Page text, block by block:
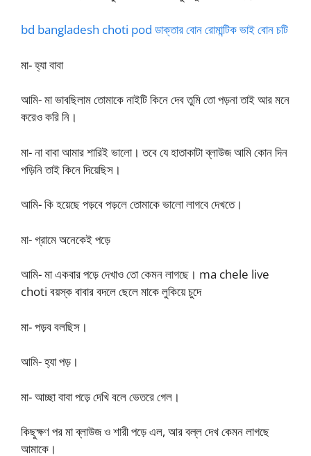
bd bangladesh choti pod ডাক্তার বোন রোমান্টিক ভাই বোন চটি
মা- হ্যা বাবা
আমি- মা ভাবছিলাম তোমাকে নাইটি কিনে দেব তুমি তো পড়না তাই আর মনে
করেও করি নি।
মা- না বাবা আমার শারিই ভালো। তবে যে হাতাকাটা ব্লাউজ আমি কোন দিন
পড়িনি তাই কিনে দিয়েছিস।
আমি- কি হয়েছে পড়বে পড়লে তোমাকে ভালো লাগবে দেখতে।
মা- গ্রামে অনেকেই পড়ে
আমি- মা একবার পড়ে দেখাও তো কেমন লাগছে। ma chele live
choti বয়স্ক বাবার বদলে ছেলে মাকে লুকিয়ে চুদে
মা- পড়ব বলছিস।
আমি- হ্যা পড়।
মা- আচ্ছা বাবা পড়ে দেখি বলে ভেতরে গেল।
কিছুক্ষণ পর মা ব্লাউজ ও শারী পড়ে এল, আর বল্ল দেখ কেমন লাগছে
আমাকে।